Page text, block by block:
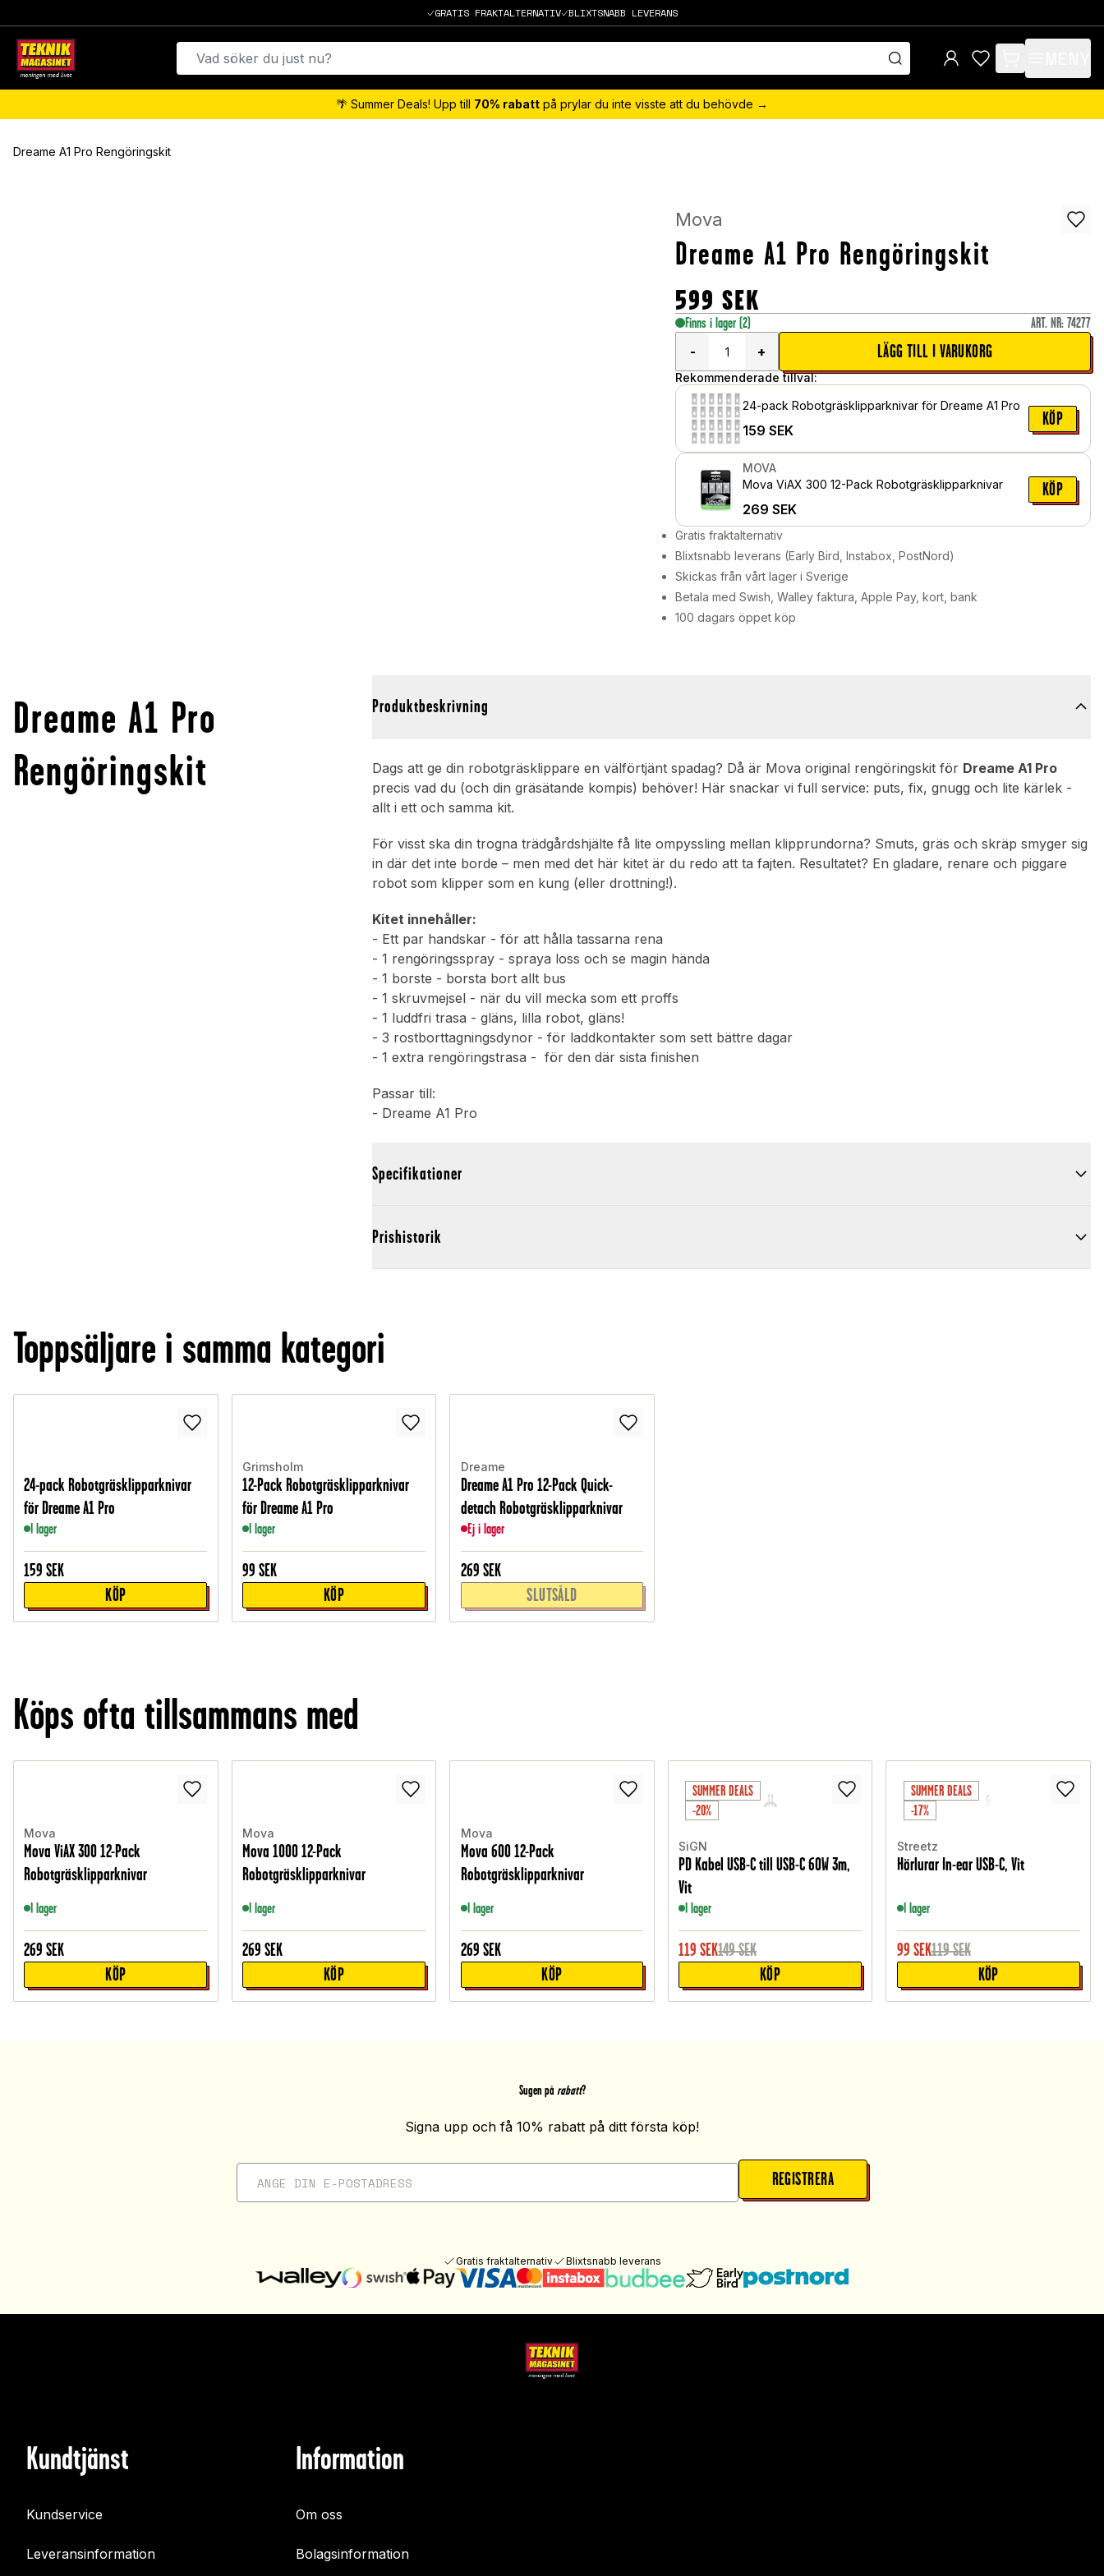
GRATIS FRAKTALTERNATIV BLIXTSNABB LEVERANS
items in cart, view
🌴 Summer Deals! Upp till 70% rabatt på prylar du inte visste att du behövde →
Dreame A1 Pro Rengöringskit
Mova
Dreame A1 Pro Rengöringskit
599 SEK
Finns i lager (2) ART. NR: 74277
-
+ LÄGG TILL I VARUKORG
Rekommenderade tillval:
24-pack Robotgräsklipparknivar för Dreame A1 Pro
159 SEK
KÖP
MOVA
Mova ViAX 300 12-Pack Robotgräsklipparknivar
269 SEK
KÖP
Gratis fraktalternativ
Blixtsnabb leverans (Early Bird, Instabox, PostNord)
Skickas från vårt lager i Sverige
Betala med Swish, Walley faktura, Apple Pay, kort, bank
100 dagars öppet köp
Dreame A1 Pro
Rengöringskit
Produktbeskrivning
Dags att ge din robotgräsklippare en välförtjänt spadag? Då är Mova original rengöringskit för Dreame A1 Pro
precis vad du (och din gräsätande kompis) behöver! Här snackar vi full service: puts, fix, gnugg och lite kärlek -
allt i ett och samma kit.
För visst ska din trogna trädgårdshjälte få lite ompyssling mellan klipprundorna? Smuts, gräs och skräp smyger sig
in där det inte borde – men med det här kitet är du redo att ta fajten. Resultatet? En gladare, renare och piggare
robot som klipper som en kung (eller drottning!).
Kitet innehåller:
- Ett par handskar - för att hålla tassarna rena
- 1 rengöringsspray - spraya loss och se magin hända
- 1 borste - borsta bort allt bus
- 1 skruvmejsel - när du vill mecka som ett proffs
- 1 luddfri trasa - gläns, lilla robot, gläns!
- 3 rostborttagningsdynor - för laddkontakter som sett bättre dagar
- 1 extra rengöringstrasa - för den där sista finishen
Passar till:
- Dreame A1 Pro
Specifikationer
Prishistorik
Toppsäljare i samma kategori
24-pack Robotgräsklipparknivar
för Dreame A1 Pro
I lager
159 SEK
KÖP
Grimsholm
12-Pack Robotgräsklipparknivar
för Dreame A1 Pro
I lager
99 SEK
KÖP
Dreame
Dreame A1 Pro 12-Pack Quick-
detach Robotgräsklipparknivar
Ej i lager
269 SEK
SLUTSÅLD
Köps ofta tillsammans med
Mova
Mova ViAX 300 12-Pack
Robotgräsklipparknivar
I lager
269 SEK
KÖP
Mova
Mova 1000 12-Pack
Robotgräsklipparknivar
I lager
269 SEK
KÖP
Mova
Mova 600 12-Pack
Robotgräsklipparknivar
I lager
269 SEK
KÖP
SUMMER DEALS
-20%
SiGN
PD Kabel USB-C till USB-C 60W 3m,
Vit
I lager
119 SEK149SEK
KÖP
SUMMER DEALS
-17%
Streetz
Hörlurar In-ear USB-C, Vit
I lager
99 SEK119SEK
KÖP
Sugen på rabatt?
Signa upp och få 10% rabatt på ditt första köp!
REGISTRERA
Gratis fraktalternativ Blixtsnabb leverans
Kundtjänst
Kundservice
Leveransinformation
Information
Om oss
Bolagsinformation